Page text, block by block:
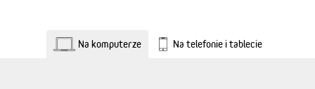
Na komputerze Na telefonie i tablecie